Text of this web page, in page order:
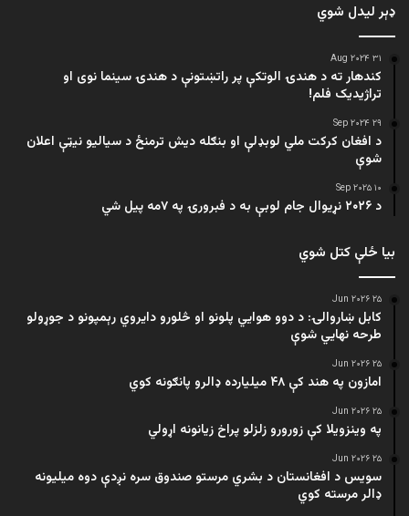
ډېر لیدل شوي
۳۱ Aug ۲۰۲۴
کندهار ته د هندۍ الوتکې پر راتښتونې د هندۍ سینما نوی او
تراژيديک فلم!
۲۹ Sep ۲۰۲۴
د افغان کرکت ملي لوبډلې او بنګله دیش ترمنځ د سیالیو نیټې اعلان
شوې
۱۰ Sep ۲۰۲۵
د ۲۰۲۶ نړیوال جام لوبې به د فبرورۍ په ۷مه پیل شي
بیا ځلې کتل شوي
۲۵ Jun ۲۰۲۶
کابل ښاروالۍ: د دوو هوايي پلونو او څلورو دایروي رېمپونو د جوړولو
طرحه نهایي شوې
۲۵ Jun ۲۰۲۶
امازون په هند کې ۴۸ میلیارده ډالرو پانګونه کوي
۲۵ Jun ۲۰۲۶
په وینزویلا کې زورورو زلزلو پراخ زیانونه اړولي
۲۵ Jun ۲۰۲۶
سویس د افغانستان د بشري مرستو صندوق سره نږدې دوه میلیونه
ډالر مرسته کوي